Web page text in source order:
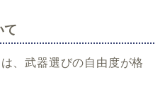
て
、武器選びの自由度が格